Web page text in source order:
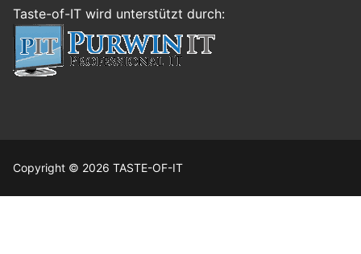
Taste-of-IT wird unterstützt durch:
Copyright © 2026 TASTE-OF-IT